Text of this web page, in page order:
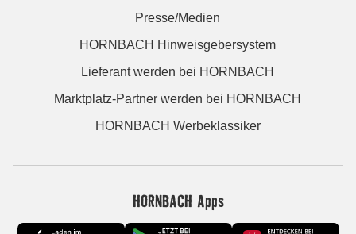
Presse/Medien
HORNBACH Hinweisgebersystem
Lieferant werden bei HORNBACH
Marktplatz-Partner werden bei HORNBACH
HORNBACH Werbeklassiker
HORNBACH Apps